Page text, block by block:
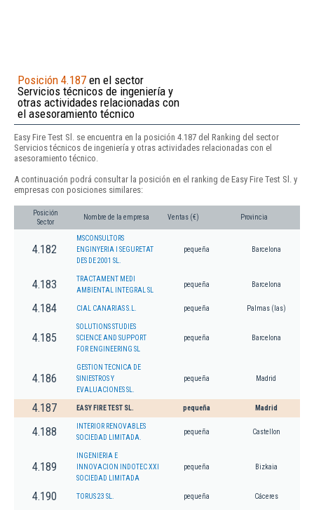
Posición 4.187 en el sector
Servicios técnicos de ingeniería y
otras actividades relacionadas con
el asesoramiento técnico
Easy Fire Test Sl. se encuentra en la posición 4.187 del Ranking del sector
Servicios técnicos de ingeniería y otras actividades relacionadas con el
asesoramiento técnico.
A continuación podrá consultar la posición en el ranking de Easy Fire Test Sl. y
empresas con posiciones similares:
Posición
Sector
Nombre de la empresa Ventas (€) Provincia
4.182
MSCONSULTORS
ENGINYERIA I SEGURETAT
DES DE 2001 SL.
pequeña Barcelona
4.183
TRACTAMENT MEDI
AMBIENTAL INTEGRAL SL
pequeña Barcelona
4.184 CIAL CANARIAS S.L. pequeña Palmas (las)
4.185
SOLUTIONS STUDIES
SCIENCE AND SUPPORT
FOR ENGINEERING SL
pequeña Barcelona
4.186
GESTION TECNICA DE
SINIESTROS Y
EVALUACIONES SL.
pequeña Madrid
4.187 EASY FIRE TEST SL. pequeña Madrid
4.188
INTERIOR RENOVABLES
SOCIEDAD LIMITADA.
pequeña Castellon
4.189
INGENIERIA E
INNOVACION INDOTEC XXI
SOCIEDAD LIMITADA
pequeña Bizkaia
4.190 TORUS 23 SL. pequeña Cáceres